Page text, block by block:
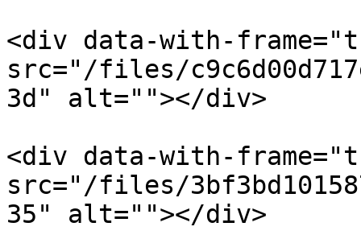
<div data-with-
src="/files/
3d" alt=""></div>
<div data-with-
src="/files/
35" alt=""></div>